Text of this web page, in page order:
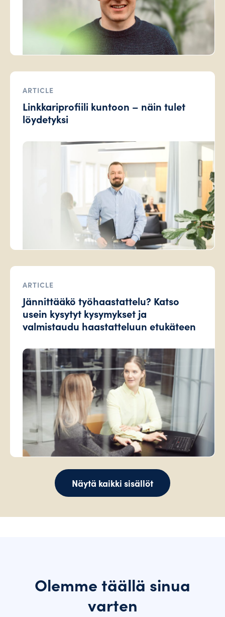
ARTICLE
Linkkariprofiili kuntoon – näin tulet
löydetyksi
ARTICLE
Jännittääkö työhaastattelu? Katso
usein kysytyt kysymykset ja
valmistaudu haastatteluun etukäteen
Näytä kaikki sisällöt
Olemme täällä sinua
varten